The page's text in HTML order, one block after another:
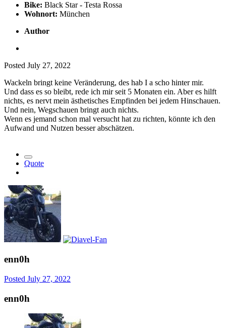
Bike: Black Star - Testa Rossa
Wohnort: München
Author
Posted July 27, 2022
Wackeln bringt keine Veränderung, des hab I a scho hinter mir.
Und dass es so bleibt, rede ich mir seit 5 Monaten ein. Aber es hilft
nichts, es nervt mein ästhetisches Empfinden bei jedem Hinschauen.
Und nein, Wegschauen bringt auch nichts.
Wenn es jemand schon mal versucht hat zu richten, könnte ich den
Aufwand und Nutzen besser abschätzen.
Quote
enn0h
Posted July 27, 2022
enn0h